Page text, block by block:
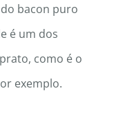
bacon puro
é um dos
como é o
exemplo.